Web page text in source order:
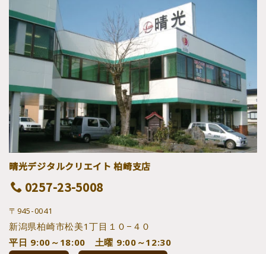
晴光デジタルクリエイト 柏崎支店
0257-23-5008
〒945-0041
新潟県柏崎市松美1丁目１０−４０
平日 9:00～18:00 土曜 9:00～12:30